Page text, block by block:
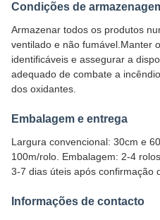
Condições de
Armazenar todos os produtos
ventilado e não fumável.Manter
identificáveis e assegurar a
adequado de combate a
dos oxidantes.
Embalagem e entrega
Largura convencional: 30cm e
100m/rolo. Embalagem: 2-4
3-7 dias úteis após confirmação
Informações de contacto